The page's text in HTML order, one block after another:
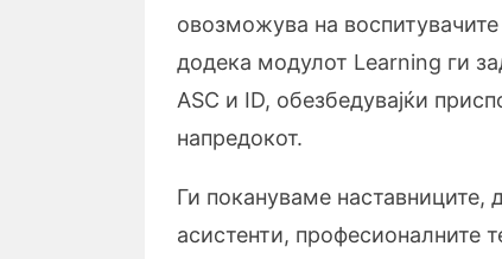
овозможува на
додека модулот Learning ги
ASC и ID, обезбедувајќи
напредокот.
Ги покануваме наставниците,
асистенти, професионалните